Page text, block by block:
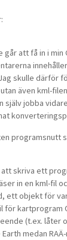
att få in i min
skulle därför
även kml-
själv jobba
programsnutt
skriva ett
in en kml-fil
ett objekt för
för kartprogram
(t.ex. låter
medan